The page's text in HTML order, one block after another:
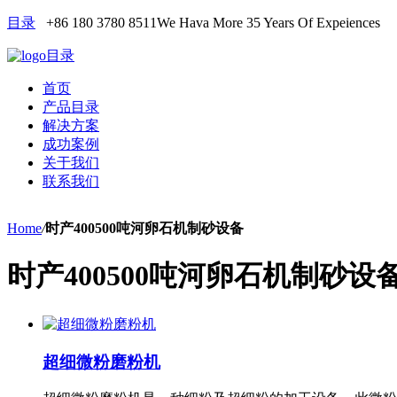
目录 +86 180 3780 8511We Hava More 35 Years Of Expeiences
目录
首页
产品目录
解决方案
成功案例
关于我们
联系我们
Home/时产400500吨河卵石机制砂设备
时产400500吨河卵石机制砂设
超细微粉磨粉机